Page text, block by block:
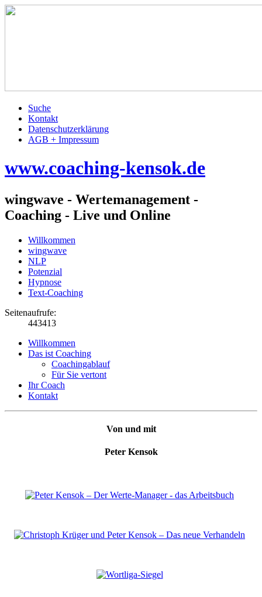
Suche
Kontakt
Datenschutzerklärung
AGB + Impressum
www.coaching-kensok.de
wingwave - Wertemanagement -
Coaching - Live und Online
Willkommen
wingwave
NLP
Potenzial
Hypnose
Text-Coaching
Seitenaufrufe:
443413
Willkommen
Das ist Coaching
Coachingablauf
Für Sie vertont
Ihr Coach
Kontakt
Von und mit
Peter Kensok